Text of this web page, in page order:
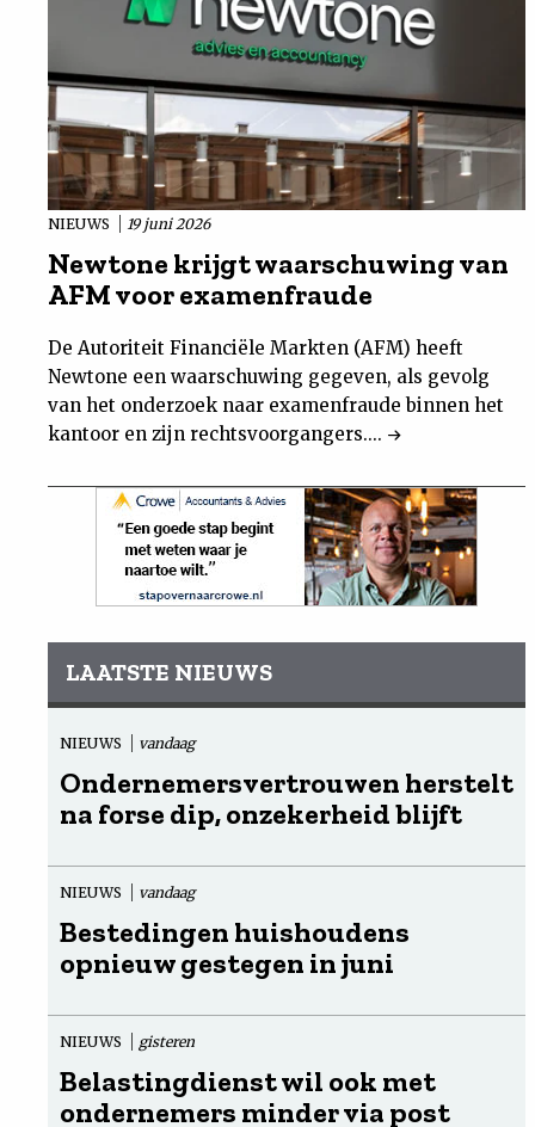
NIEUWS 19 juni 2026
Newtone krijgt waarschuwing van
AFM voor examenfraude
De Autoriteit Financiële Markten (AFM) heeft
Newtone een waarschuwing gegeven, als gevolg
van het onderzoek naar examenfraude binnen het
kantoor en zijn rechtsvoorgangers....
LAATSTE NIEUWS
NIEUWS vandaag
Ondernemersvertrouwen herstelt
na forse dip, onzekerheid blijft
NIEUWS vandaag
Bestedingen huishoudens
opnieuw gestegen in juni
NIEUWS gisteren
Belastingdienst wil ook met
ondernemers minder via post